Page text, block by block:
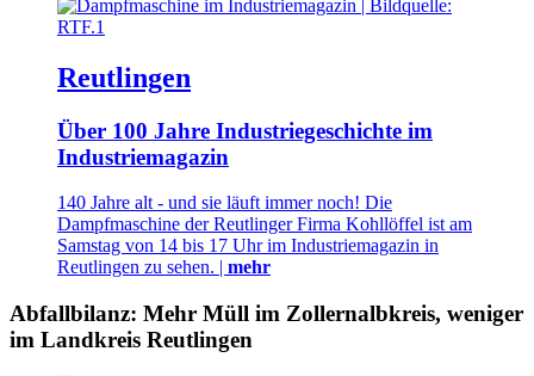
Reutlingen
Über 100 Jahre Industriegeschichte im
Industriemagazin
140 Jahre alt - und sie läuft immer noch! Die
Dampfmaschine der Reutlinger Firma Kohllöffel ist am
Samstag von 14 bis 17 Uhr im Industriemagazin in
Reutlingen zu sehen. | mehr
Abfallbilanz: Mehr Müll im Zollernalbkreis, weniger
im Landkreis Reutlingen